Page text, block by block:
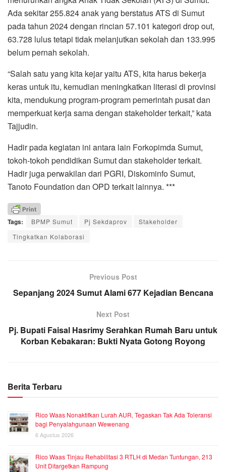
Ada sekitar 255.824 anak yang berstatus ATS di Sumut
pada tahun 2024 dengan rincian 57.101 kategori drop out,
63.728 lulus tetapi tidak melanjutkan sekolah dan 133.995
belum pernah sekolah.
“Salah satu yang kita kejar yaitu ATS, kita harus bekerja
keras untuk itu, kemudian meningkatkan literasi di provinsi
kita, mendukung program-program pemerintah pusat dan
memperkuat kerja sama dengan stakeholder terkait,” kata
Tajjudin.
Hadir pada kegiatan ini antara lain Forkopimda Sumut,
tokoh-tokoh pendidikan Sumut dan stakeholder terkait.
Hadir juga perwakilan dari PGRI, Diskominfo Sumut,
Tanoto Foundation dan OPD terkait lainnya. ***
Tags: BPMP Sumut Pj Sekdaprov
Stakeholder
Tingkatkan Kolaborasi
Previous Post
Sepanjang 2024 Sumut Alami 677 Kejadian Bencana
Next Post
Pj. Bupati Faisal Hasrimy Serahkan Rumah Baru untuk
Korban Kebakaran: Bukti Nyata Gotong Royong
Berita Terbaru
Rico Waas Nonaktifkan Lurah AUR, Tegaskan Tak Ada Toleransi
bagi Penyalahgunaan Wewenang
6 Agustus 2026
Rico Waas Tinjau Rehabilitasi 3 RTLH di Medan Tuntungan, 213
Unit Ditargetkan Rampung